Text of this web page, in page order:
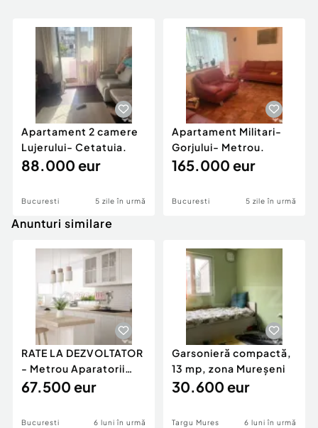
Apartament 2 camere
Lujerului- Cetatuia.
88.000 eur
Bucuresti 5 zile în urmă
Apartament Militari-
Gorjului- Metrou.
165.000 eur
Bucuresti 5 zile în urmă
Anunturi similare
RATE LA DEZVOLTATOR
- Metrou Aparatorii
Patriei -
67.500 eur
Bucuresti 6 luni în urmă
Garsonieră compactă,
13 mp, zona Mureșeni
30.600 eur
Targu Mures 6 luni în urmă